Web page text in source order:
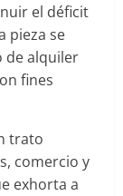
el déficit
pieza se
de alquiler
fines
trato
comercio y
exhorta a